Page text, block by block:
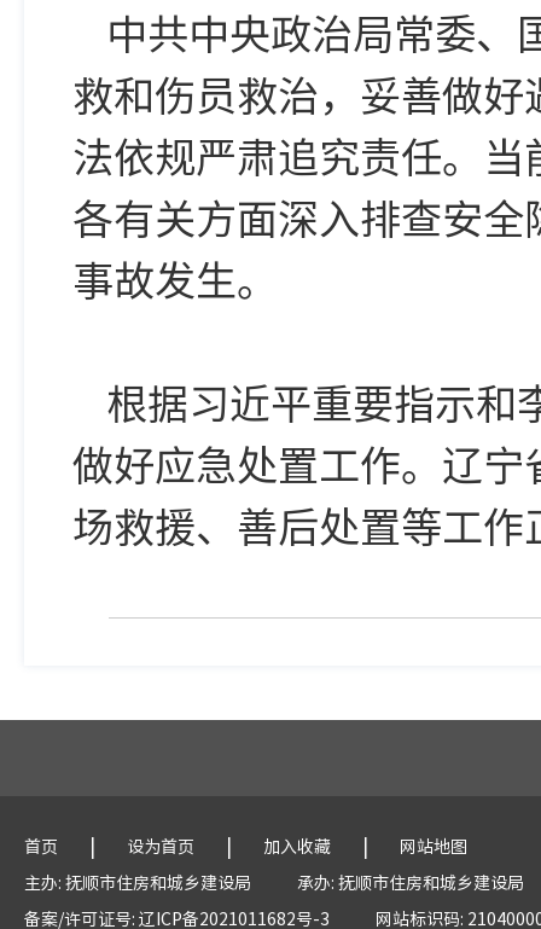
中共中央政治局常委、
救和伤员救治，妥善做
法依规严肃追究责任。
各有关方面深入排查安
事故发生。
根据习近平重要指示和
做好应急处置工作。辽
场救援、善后处置等工
首页 | 设为首页 | 加入收藏 |
网站地图
主办: 抚顺市住房和城乡建设局
承办: 抚顺市住房和城乡建设局
备案/许可证号: 辽ICP备2021011682号-3
网站标识码: